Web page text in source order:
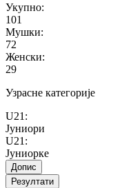
Укупно:
101
Мушки:
72
Женски:
29
Узрасне категорије
U21 :
Јуниори
U21 :
Јуниорке
Допис
Резултати